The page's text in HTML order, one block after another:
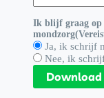
Ik blijf graag op
mondzorg
Ja, ik schrijf
Nee, ik